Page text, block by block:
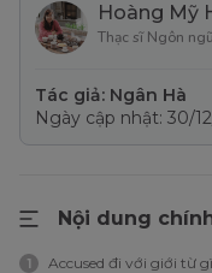
Hoàng Mỹ
Thạc sĩ Ngôn
Tác giả: Ngân Hà
Ngày cập nhật: 30/
Nội dung
1 Accused đi với giới từ